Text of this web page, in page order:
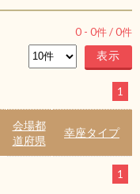
0 - 0件 /0件
1
会場都
道府県
幸座タイプ
1